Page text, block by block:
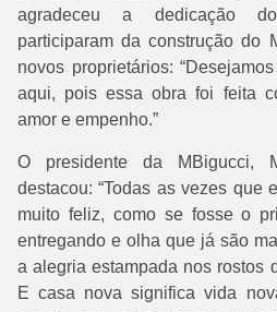
agradeceu a dedicação
participaram da construção do
novos proprietários:
aqui, pois essa obra foi feita
amor e empenho.”
O presidente da MBigucci,
destacou: “Todas as vezes que
muito feliz, como se fosse o
entregando e olha que já são
a alegria estampada nos rostos
E casa nova significa vida